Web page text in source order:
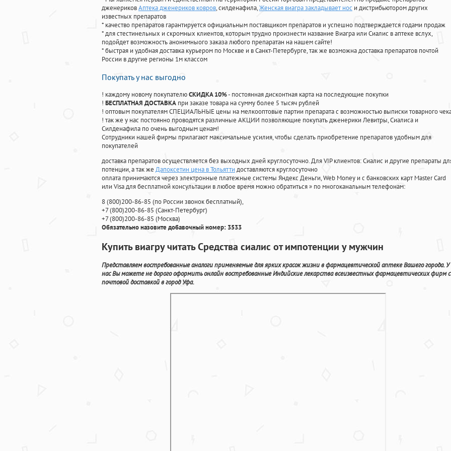
дженериковАптека дженериков ковров, силденафила,Женская виагра закладывает нос и дистрибьютором других
известных препаратов
* качество препаратов гарантируется официальным поставщиком препаратов и успешно подтверждается годами продаж
* для стестинельных и скромных клиентов, которым трудно произнести название Виагра или Сиалис в аптеке вслух,
подойдет возможность анонимныого заказа любого препаратан на нашем сайте!
* быстрая и удобная доставка курьером по Москве и в Санкт-Петербурге, так же возможна доставка препаратов почтой
России в другие регионы 1м классом
Покупать у нас выгодно
! каждому новому покупателюСКИДКА 10%- постоянная дисконтная карта на последующие покупки
! БЕСПЛАТНАЯ ДОСТАВКА при заказе товара на сумму более 5 тысяч рублей
! оптовым покупателям СПЕЦИАЛЬНЫЕ цены на мелкооптовые партии препарата с возможностью выписки товарного
! так же у нас постоянно проводятся различные АКЦИИ позволяющие покупать дженерики Левитры, Сиалиса и
Силденафила по очень выгодным ценам!
Cотрудники нашей фирмы прилагают максимальные усилия, чтобы сделать приобретение препаратов удобным для
покупателей
доставка препаратов осуществляется без выходных дней круглосуточно. Для VIP клиентов: Сиалис и другие препараты
потенции, а так же Дапоксетин цена в Тольятти доставляются круглосуточно
оплата принимаются через электронные платежные системы Яндекс Деньги, Web Money и с банковских карт Master Card
или Visa для бесплатной консультации в любое время можно обратиться» по многоканальным телефонам:
8(800)200-86-85 (по России звонок бесплатный),
+7(800)200-86-85 (Санкт-Петербург)
+7(800)200-86-85 (Москва)
Обязательно назовите добавочный номер: 3533
Купить виагру читать Средства сиалис от импотенции у мужчин
Представляем востребованные аналоги применяемые для ярких красок жизни в фармацевтической аптеке Вашего города. У
нас Вы можете не дорого оформить онлайн востребованные Индийские лекарства всеизвестных фармацевтических фирм с
почтовой доставкой в город Уфа.